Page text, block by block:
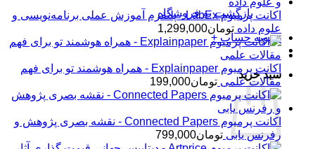
بازگشت به فروشگاه
تسویه حساب +
سبد خرید
اکانت پرمیوم LabEx - پلتفرم آموزش عملی برنامه‌نویسی و
علوم داده تومان1,299,000
اکانت پرمیوم Explainpaper - همراه هوشمند تو برای فهم
مقالات علمی تومان199,000
اکانت پرمیوم Connected Papers - نقشه بصری پژوهش و
رفرنس یابی تومان799,000